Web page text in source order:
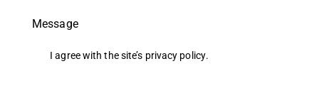
I agree with the site’s privacy policy.